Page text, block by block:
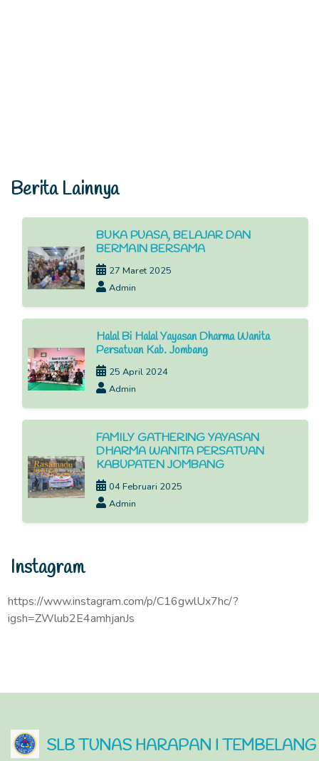
Berita Lainnya
BUKA PUASA, BELAJAR DAN
BERMAIN BERSAMA
27 Maret 2025
Admin
Halal Bi Halal Yayasan Dharma Wanita
Persatuan Kab. Jombang
25 April 2024
Admin
FAMILY GATHERING YAYASAN
DHARMA WANITA PERSATUAN
KABUPATEN JOMBANG
04 Februari 2025
Admin
Instagram
https://www.instagram.com/p/C16gwlUx7hc/?
igsh=ZWlub2E4amhjanJs
SLB TUNAS HARAPAN I TEMBELANG